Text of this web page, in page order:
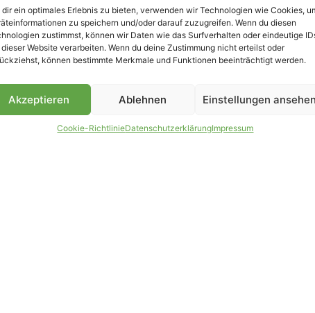
dir ein optimales Erlebnis zu bieten, verwenden wir Technologien wie Cookies,
zu speichern und/oder darauf zuzugreifen. Wenn du diesen
zustimmst, können wir Daten wie das Surfverhalten oder eindeutige
Website verarbeiten. Wenn du deine Zustimmung nicht erteilst oder
können bestimmte Merkmale und Funktionen beeinträchtigt werden.
Akzeptieren Ablehnen Einstellungen ansehen
Cookie-RichtlinieDatenschutzerklärungImpressum